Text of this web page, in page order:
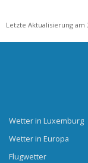
Letzte Aktualisierung am
Wetter in Luxemburg
Wetter in Europa
Flugwetter